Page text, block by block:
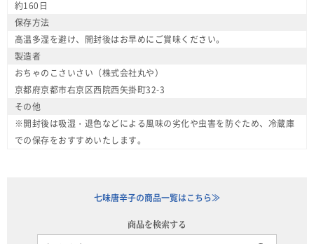
約160日
保存方法
高温多湿を避け、開封後はお早めにご賞味ください。
製造者
おちゃのこさいさい（株式会社丸や）
京都府京都市右京区西院西矢掛町32-3
その他
※開封後は吸湿・退色などによる風味の劣化や虫害を防ぐため、冷蔵庫
での保存をおすすめいたします。
七味唐辛子の商品一覧はこちら≫
商品を検索する